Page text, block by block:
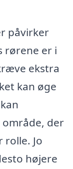
påvirker
rørene er i
ekstra
kan øge
der
rolle. Jo
højere